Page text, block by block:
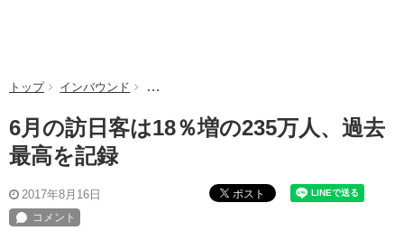
トップ インバウンド 6月の訪日客は18％増の235万人、過去最高を記
6月の訪日客は18％増の235万人、過去
最高を記録
2017年8月16日 ポスト